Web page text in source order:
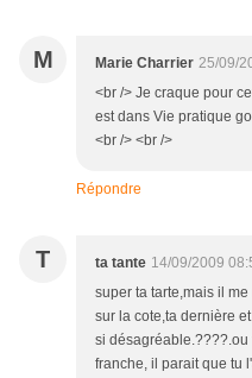
M Marie Charrier 25/09/
<br /> Je craque pour
est dans Vie pratique
<br /> <br />
Répondre
T ta tante 14/09/2009
super ta tarte,mais il
sur la cote,ta dernière
si
franche, il parait que tu